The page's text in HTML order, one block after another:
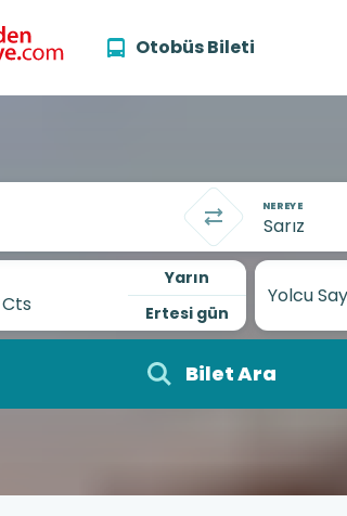
Otobüs Bileti
NEREYE
Yarın
Ertesi gün
Yolcu
Bilet Ara